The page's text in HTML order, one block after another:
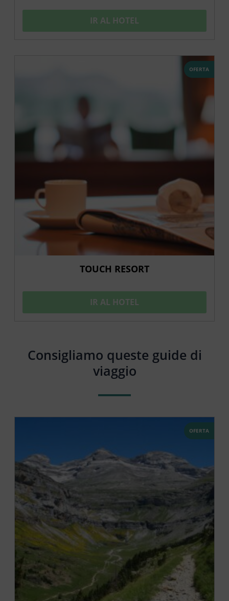
IR AL HOTEL
OFERTA
TOUCH RESORT
IR AL HOTEL
Consigliamo queste guide di
viaggio
OFERTA